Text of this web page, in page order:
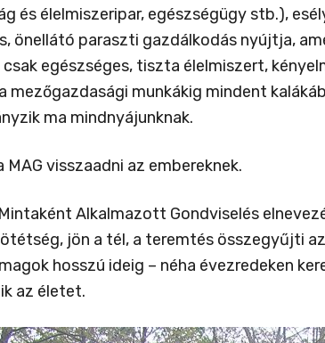
és élelmiszeripar, egészségügy stb.),
önellátó paraszti gazdálkodás nyújtja,
egészséges, tiszta élelmiszert,
mezőgazdasági munkákig mindent
ma mindnyájunknak.
MAG visszaadni az embereknek.
Alkalmazott Gondviselés
jön a tél, a teremtés összegyűjti
hosszú ideig – néha évezredeken
az életet.